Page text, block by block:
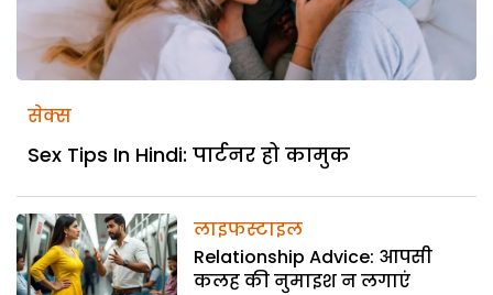
सेक्स
Sex Tips In Hindi: पार्टनर हो कामुक
लाइफस्टाइल
Relationship Advice: आपसी
कलह की नुमाइश न लगाएं